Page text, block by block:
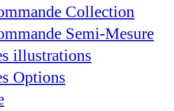
Collection
Semi-Mesure
illustrations
Options